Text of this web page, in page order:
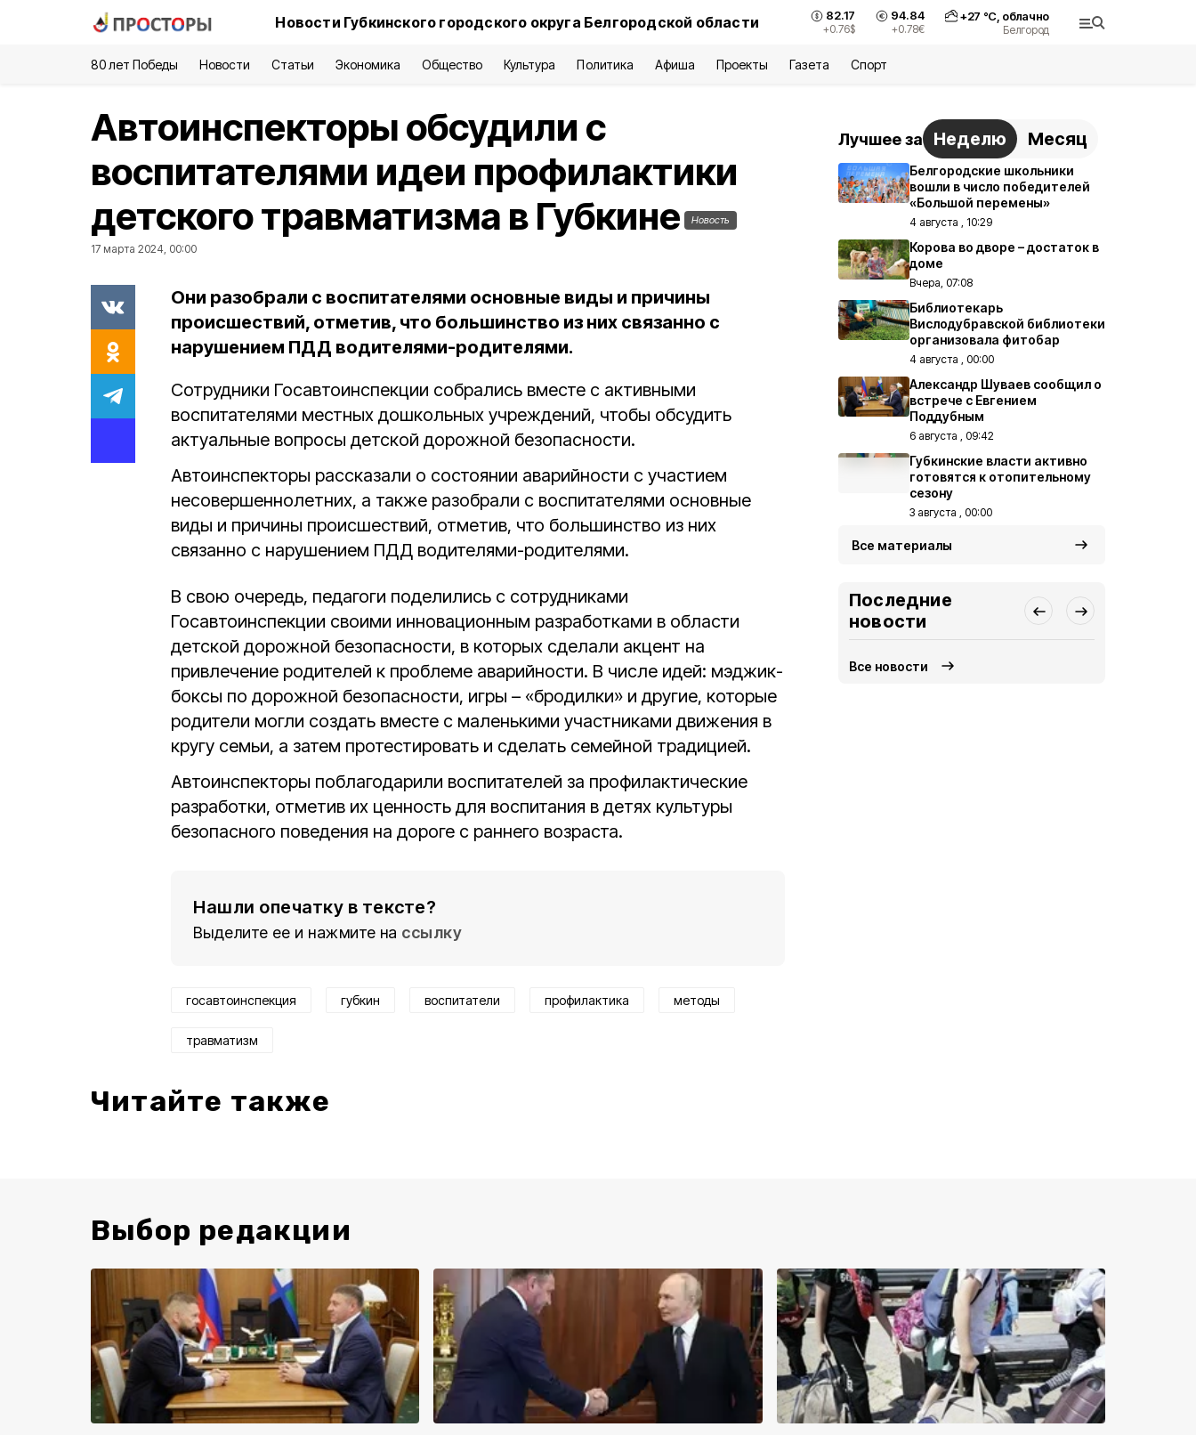
Новости Губкинского городского округа Белгородской области 82.17
+0.76$
94.84
+0.78€
+27 °С, облачно
Белгород
80 лет Победы Новости Статьи Экономика Общество Культура Политика Афиша Проекты Газета Спорт
Автоинспекторы обсудили с
воспитателями идеи профилактики
детского травматизма в Губкине
Новость
17 марта 2024, 00:00
Они разобрали с воспитателями основные виды и причины
происшествий, отметив, что большинство из них связанно с
нарушением ПДД водителями-родителями.
Сотрудники Госавтоинспекции собрались вместе с активными
воспитателями местных дошкольных учреждений, чтобы обсудить
актуальные вопросы детской дорожной безопасности.
Автоинспекторы рассказали о состоянии аварийности с участием
несовершеннолетних, а также разобрали с воспитателями основные
виды и причины происшествий, отметив, что большинство из них
связанно с нарушением ПДД водителями-родителями.
В свою очередь, педагоги поделились с сотрудниками
Госавтоинспекции своими инновационным разработками в области
детской дорожной безопасности, в которых сделали акцент на
привлечение родителей к проблеме аварийности. В числе идей: мэджик-
боксы по дорожной безопасности, игры – «бродилки» и другие, которые
родители могли создать вместе с маленькими участниками движения в
кругу семьи, а затем протестировать и сделать семейной традицией.
Автоинспекторы поблагодарили воспитателей за профилактические
разработки, отметив их ценность для воспитания в детях культуры
безопасного поведения на дороге с раннего возраста.
Нашли опечатку в тексте?
Выделите ее и нажмите на ссылку
госавтоинспекция губкин воспитатели профилактика методы
травматизм
Читайте также
Лучшее за Неделю Месяц
Белгородские школьники
вошли в число победителей
«Большой перемены»
4 августа , 10:29
Корова во дворе – достаток в
доме
Вчера, 07:08
Библиотекарь
Вислодубравской библиотеки
организовала фитобар
4 августа , 00:00
Александр Шуваев сообщил о
встрече с Евгением
Поддубным
6 августа , 09:42
Губкинские власти активно
готовятся к отопительному
сезону
3 августа , 00:00
Все материалы
Последние
новости
Все новости
Выбор редакции